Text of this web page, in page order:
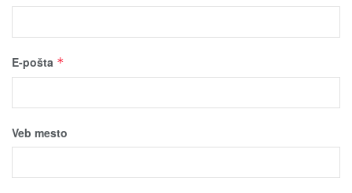
E-pošta *
Veb mesto